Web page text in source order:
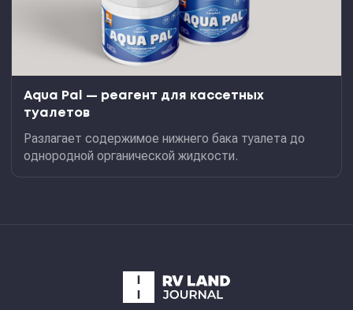
Aqua Pal — pеагент для кассетных
туалетов
Разлагает содержимое нижнего бака туалета до
однородной органической жидкости.